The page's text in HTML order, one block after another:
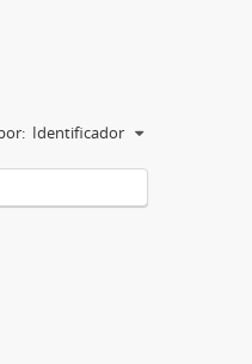
Identificador